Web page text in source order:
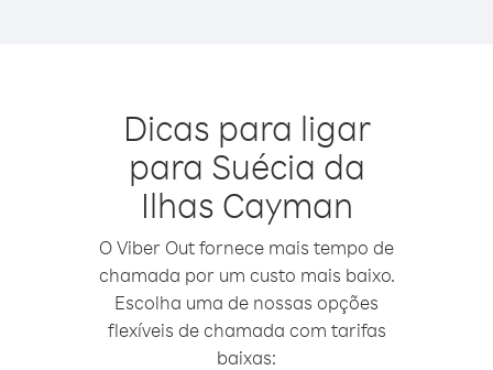
Dicas para ligar
para Suécia da
Ilhas Cayman
O Viber Out fornece mais tempo de
chamada por um custo mais baixo.
Escolha uma de nossas opções
flexíveis de chamada com tarifas
baixas: